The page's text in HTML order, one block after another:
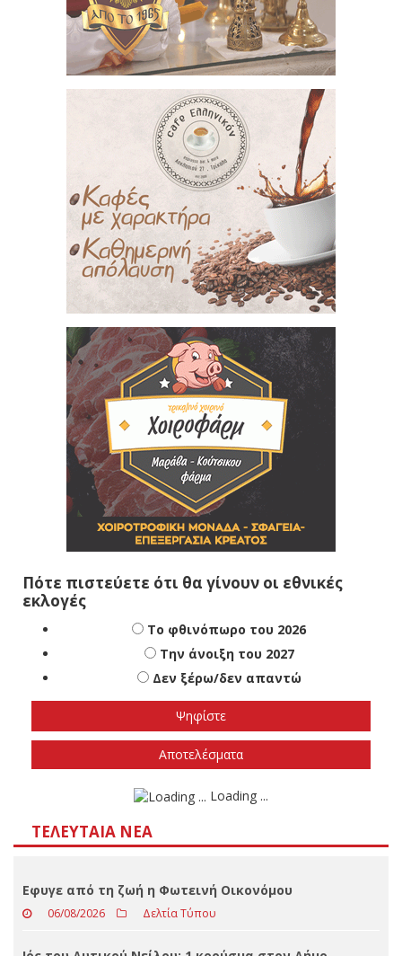
Πότε πιστεύετε ότι θα γίνουν οι εθνικές
εκλογές
Το φθινόπωρο του 2026
Την άνοιξη του 2027
Δεν ξέρω/δεν απαντώ
ΤΕΛΕΥΤΑΊΑ ΝΈΑ